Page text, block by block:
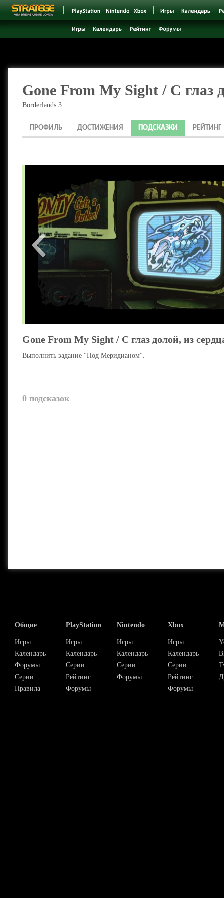
Gone From My Sight / С глаз
Borderlands 3
ПРОФИЛЬ ДОСТИЖЕНИЯ ПОДСКАЗКИ РЕЙТИНГ
Gone From My Sight / С глаз долой, из
Выполнить задание ''Под Меридианом''.
0 подсказок
Общие
Игры
Календарь
Форумы
Серии
Правила
PlayStation
Игры
Календарь
Серии
Рейтинг
Форумы
Nintendo
Игры
Календарь
Серии
Форумы
Xbox
Игры
Календарь
Серии
Рейтинг
Форумы